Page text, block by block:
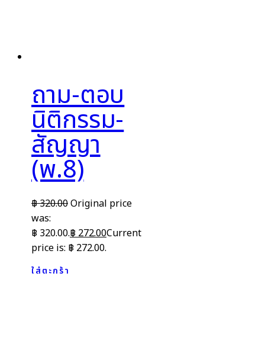
ถาม-ตอบ
นิติกรรม-
สัญญา
(พ.8)
฿320.00Original price
was:
฿ 320.00.฿272.00Current
price is: ฿ 272.00.
ใส่ตะกร้า